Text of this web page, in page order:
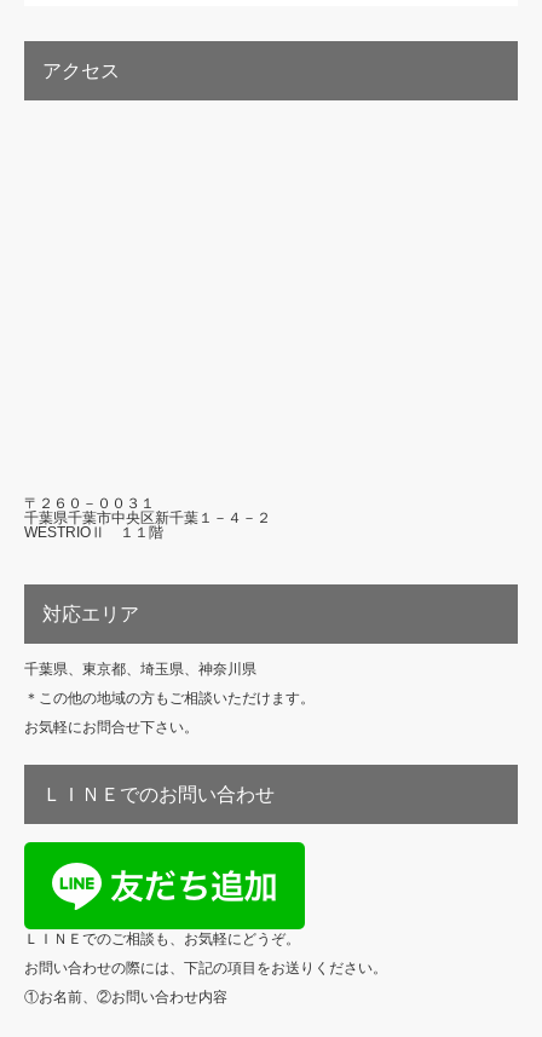
アクセス
〒２６０－００３１
千葉県千葉市中央区新千葉１－４－２
WESTRIOⅡ １１階
対応エリア
千葉県、東京都、埼玉県、神奈川県
＊この他の地域の方もご相談いただけます。
お気軽にお問合せ下さい。
ＬＩＮＥでのお問い合わせ
ＬＩＮＥでのご相談も、お気軽にどうぞ。
お問い合わせの際には、下記の項目をお送りください。
①お名前、②お問い合わせ内容